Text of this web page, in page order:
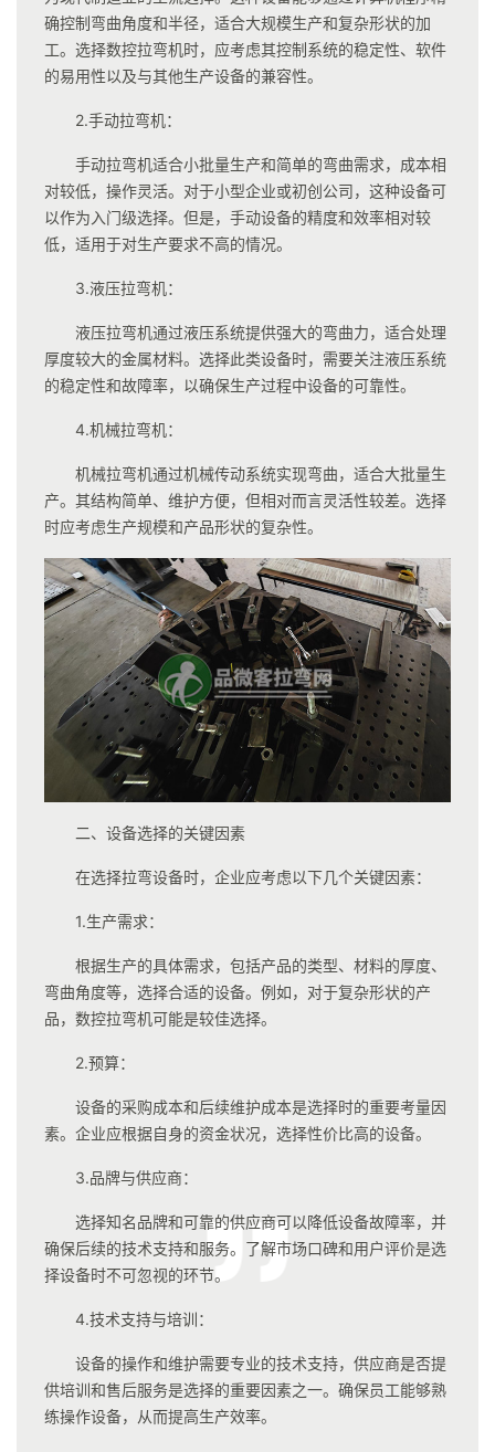
确控制弯曲角度和半径，适合大规模生产和复杂形状的加
工。选择数控拉弯机时，应考虑其控制系统的稳定性、软件
的易用性以及与其他生产设备的兼容性。
2.手动拉弯机：
手动拉弯机适合小批量生产和简单的弯曲需求，成本相
对较低，操作灵活。对于小型企业或初创公司，这种设备可
以作为入门级选择。但是，手动设备的精度和效率相对较
低，适用于对生产要求不高的情况。
3.液压拉弯机：
液压拉弯机通过液压系统提供强大的弯曲力，适合处理
厚度较大的金属材料。选择此类设备时，需要关注液压系统
的稳定性和故障率，以确保生产过程中设备的可靠性。
4.机械拉弯机：
机械拉弯机通过机械传动系统实现弯曲，适合大批量生
产。其结构简单、维护方便，但相对而言灵活性较差。选择
时应考虑生产规模和产品形状的复杂性。
二、设备选择的关键因素
在选择拉弯设备时，企业应考虑以下几个关键因素：
1.生产需求：
根据生产的具体需求，包括产品的类型、材料的厚度、
弯曲角度等，选择合适的设备。例如，对于复杂形状的产
品，数控拉弯机可能是较佳选择。
2.预算：
设备的采购成本和后续维护成本是选择时的重要考量因
素。企业应根据自身的资金状况，选择性价比高的设备。
3.品牌与供应商：
选择知名品牌和可靠的供应商可以降低设备故障率，并
确保后续的技术支持和服务。了解市场口碑和用户评价是选
择设备时不可忽视的环节。
4.技术支持与培训：
设备的操作和维护需要专业的技术支持，供应商是否提
供培训和售后服务是选择的重要因素之一。确保员工能够熟
练操作设备，从而提高生产效率。